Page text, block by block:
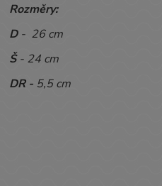
Rozměry:
D - 26 cm
Š- 24 cm
DR - 5,5 cm